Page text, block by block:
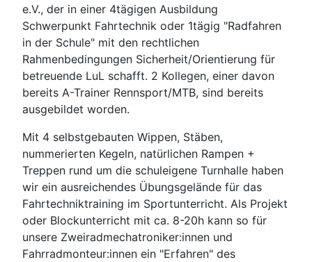
e.V., der in einer 4tägigen Ausbildung
Schwerpunkt Fahrtechnik oder 1tägig "Radfahren
in der Schule" mit den rechtlichen
Rahmenbedingungen Sicherheit/Orientierung für
betreuende LuL schafft. 2 Kollegen, einer davon
bereits A-Trainer Rennsport/MTB, sind bereits
ausgebildet worden.
Mit 4 selbstgebauten Wippen, Stäben,
nummerierten Kegeln, natürlichen Rampen +
Treppen rund um die schuleigene Turnhalle haben
wir ein ausreichendes Übungsgelände für das
Fahrtechniktraining im Sportunterricht. Als Projekt
oder Blockunterricht mit ca. 8-20h kann so für
unsere Zweiradmechatroniker:innen und
Fahrradmonteur:innen ein "Erfahren" des